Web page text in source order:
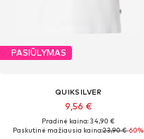
PASIŪLYMAS
QUIKSILVER
9,56 €
Pradinė kaina: 34,90 €
Paskutinė mažiausia kaina:23,90 €-60%